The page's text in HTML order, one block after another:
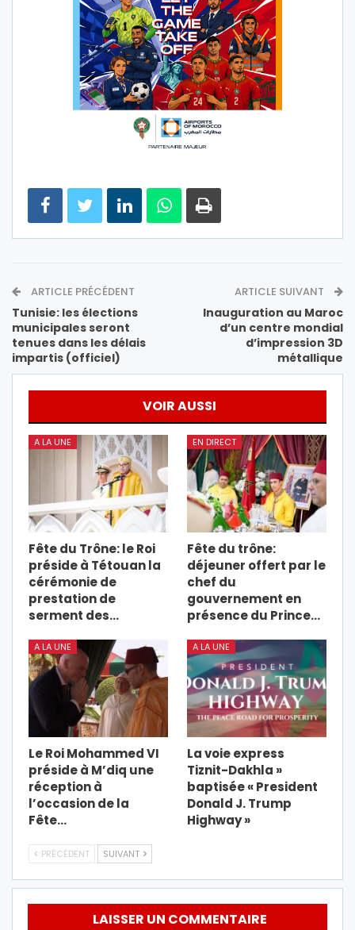
ARTICLE PRÉCÉDENT
Tunisie: les élections
municipales seront
tenues dans les délais
impartis (officiel)
ARTICLE SUIVANT
Inauguration au Maroc
d’un centre mondial
d’impression 3D
métallique
VOIR AUSSI
A LA UNE
Fête du Trône: le Roi
préside à Tétouan la
cérémonie de
prestation de
serment des…
EN DIRECT
Fête du trône:
déjeuner offert par le
chef du
gouvernement en
présence du Prince…
A LA UNE
Le Roi Mohammed VI
préside à M’diq une
réception à
l’occasion de la
Fête…
A LA UNE
La voie express
Tiznit-Dakhla »
baptisée « President
Donald J. Trump
Highway »
PRÉCÉDENT SUIVANT
LAISSER UN COMMENTAIRE